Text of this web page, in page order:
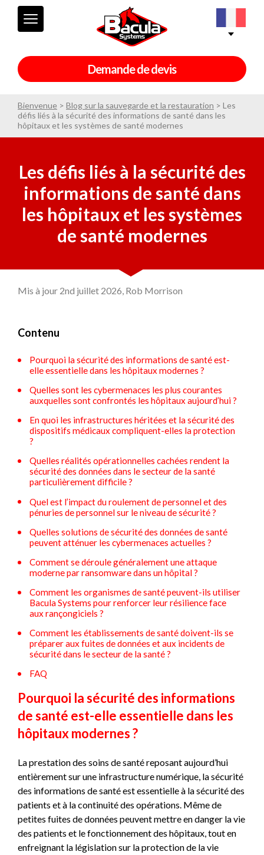
Demande de devis
Bienvenue > Blog sur la sauvegarde et la restauration > Les
défis liés à la sécurité des informations de santé dans les
hôpitaux et les systèmes de santé modernes
Les défis liés à la sécurité des
informations de santé dans
les hôpitaux et les systèmes
de santé modernes
Mis à jour 2nd juillet 2026, Rob Morrison
Contenu
Pourquoi la sécurité des informations de santé est-
elle essentielle dans les hôpitaux modernes ?
Quelles sont les cybermenaces les plus courantes
auxquelles sont confrontés les hôpitaux aujourd’hui ?
En quoi les infrastructures héritées et la sécurité des
dispositifs médicaux compliquent-elles la protection
?
Quelles réalités opérationnelles cachées rendent la
sécurité des données dans le secteur de la santé
particulièrement difficile ?
Quel est l’impact du roulement de personnel et des
pénuries de personnel sur le niveau de sécurité ?
Quelles solutions de sécurité des données de santé
peuvent atténuer les cybermenaces actuelles ?
Comment se déroule généralement une attaque
moderne par ransomware dans un hôpital ?
Comment les organismes de santé peuvent-ils utiliser
Bacula Systems pour renforcer leur résilience face
aux rançongiciels ?
Comment les établissements de santé doivent-ils se
préparer aux fuites de données et aux incidents de
sécurité dans le secteur de la santé ?
FAQ
Pourquoi la sécurité des informations
de santé est-elle essentielle dans les
hôpitaux modernes ?
La prestation des soins de santé reposant aujourd’hui
entièrement sur une infrastructure numérique, la sécurité
des informations de santé est essentielle à la sécurité des
patients et à la continuité des opérations. Même de
petites fuites de données peuvent mettre en danger la vie
des patients et le fonctionnement des hôpitaux, tout en
enfreignant la législation sur la protection de la vie